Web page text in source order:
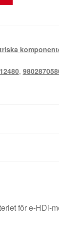
,
för e-HDi-